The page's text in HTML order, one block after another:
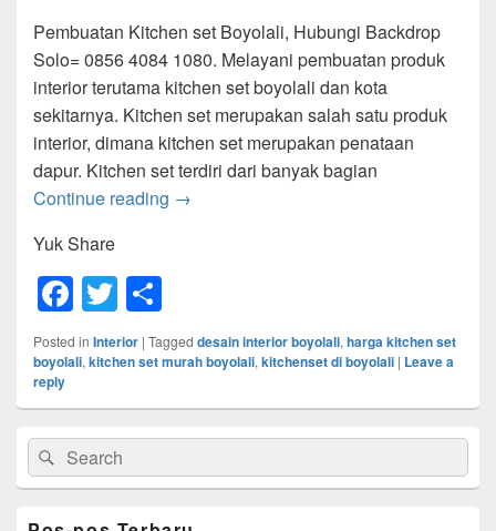
Pembuatan Kitchen set Boyolali, Hubungi Backdrop
Solo= 0856 4084 1080. Melayani pembuatan produk
interior terutama kitchen set boyolali dan kota
sekitarnya. Kitchen set merupakan salah satu produk
interior, dimana kitchen set merupakan penataan
dapur. Kitchen set terdiri dari banyak bagian
Continue reading Kitchen set Boyolali
→
Yuk Share
F
a
c
e
b
o
o
T
wi
tt
er
h
ar
e
Posted in Interior | Tagged desain interior boyolali, harga kitchen set
boyolali, kitchen set murah boyolali, kitchenset di boyolali | Leave a
reply
Primary
Sidebar
Widget
Area
Search
for:
Search